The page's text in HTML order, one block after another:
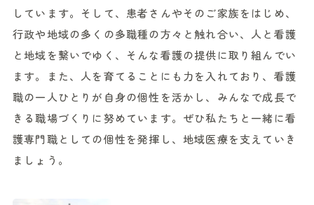
しています。そして、患者さんやそのご家族をはじめ、
行政や地域の多くの多職種の方々と触れ合い、人と看護
と地域を繋いでゆく、そんな看護の提供に取り組んでい
ます。また、人を育てることにも力を入れており、看護
職の一人ひとりが自身の個性を活かし、みんなで成長で
きる職場づくりに努めています。ぜひ私たちと一緒に看
護専門職としての個性を発揮し、地域医療を支えていき
ましょう。